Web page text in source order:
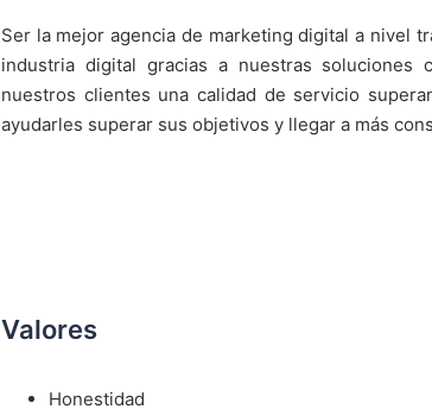
Ser la mejor agencia de marketing digital a nivel
industria digital gracias a nuestras soluciones
nuestros clientes una calidad de servicio
ayudarles superar sus objetivos y llegar a más
Valores
Honestidad